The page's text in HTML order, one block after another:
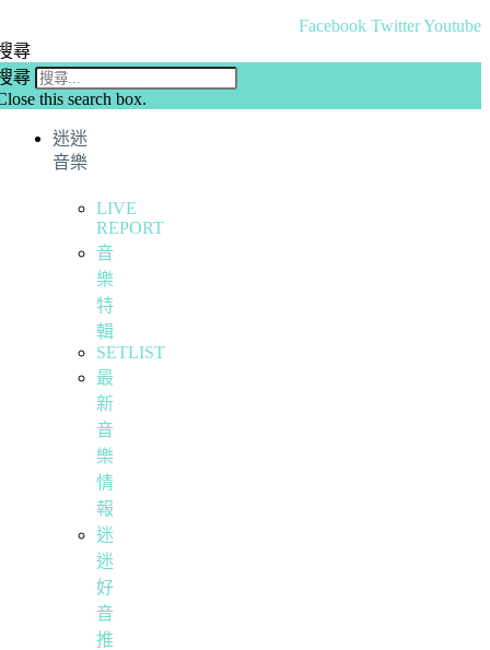
Facebook TwitterYoutube
尋
尋
this search box.
迷迷
音樂
LIVE
REPORT
音
樂
特
輯
SETLIST
最
新
音
樂
情
報
迷
迷
好
音
推